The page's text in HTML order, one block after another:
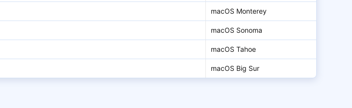
macOS Monterey
macOS Sonoma
macOS Tahoe
macOS Big Sur